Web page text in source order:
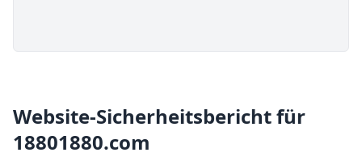
Website-Sicherheitsbericht für
18801880.com